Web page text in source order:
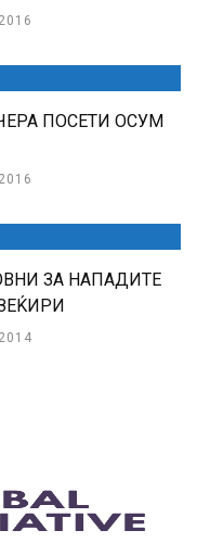
ПОСЕТИ ОСУМ
ЗА НАПАДИТЕ